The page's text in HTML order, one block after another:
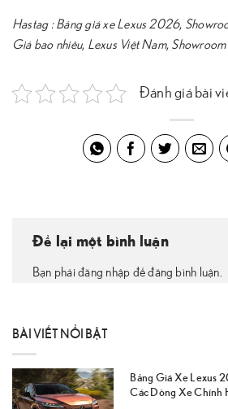
Hastag :Bảng giá xe Lexus 2026,
Giá bao nhiêu, Lexus Việt Nam,
Đánh giá bài
Để lại một bình luận
Bạn phải đăng nhập để đăng bình luận.
BÀI VIẾT NỔI BẬT
Bảng Giá Xe Lexus
Các Dòng Xe Chính